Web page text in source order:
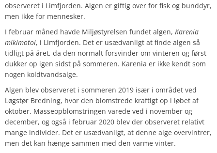
observeret i Limfjorden. Algen er giftig over for fisk og bunddyr,
men ikke for mennesker.
I februar måned havde Miljøstyrelsen fundet algen, Karenia
mikimotoi, i Limfjorden. Det er usædvanligt at finde algen så
tidligt på året, da den normalt forsvinder om vinteren og først
dukker op igen sidst på sommeren. Karenia er ikke kendt som
nogen koldtvandsalge.
Algen blev observeret i sommeren 2019 især i området ved
Løgstør Bredning, hvor den blomstrede kraftigt op i løbet af
oktober. Masseopblomstringen varede ved i november og
december, og også i februar 2020 blev der observeret relativt
mange individer. Det er usædvanligt, at denne alge overvintrer,
men det kan hænge sammen med den varme vinter.